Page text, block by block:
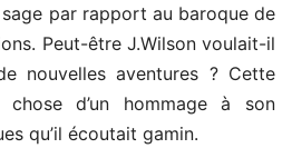
sage par rapport au baroque de
Peut-être J.Wilson voulait-il
nouvelles aventures ? Cette
d’un hommage à son
qu’il écoutait gamin.